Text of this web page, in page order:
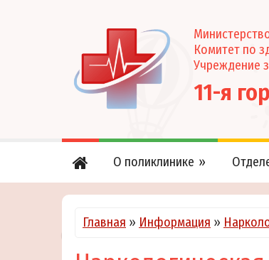
Комитет по
Учреждение
11-я
О поликлинике
Главная » Информация »